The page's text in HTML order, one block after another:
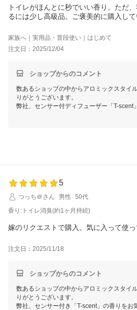
弊社はどなたでも簡単に使える"日常使い
トで様々な商品を開発しており、人体や地
香料は一切使用せず、天然精油100％と天然
人工成分を入れることで、持続性を上げる
何卒、弊社のブランドコンセプトをご理解
トイレがほんとに秒でいい香り。ただ
るには少し高級品。ご褒美的に購入して
家族へ｜実用品・普段使い｜はじめて
注文日：2025/12/04
ショップからのコメント
数あるショップの中からアロミックスタイ
りがとうございます。
弊社、センサー付ディフューザー「T-scent
弊社はどなたでも簡単に使える"日常使い
い商品のみを製造しております。
弊社のブランドコンセプトをご理解頂けれ
またのご利用をお待ち致しております。
5
つっち＠さん
男性
50代
香り:トイレ消臭(約1ヶ月持続)
嫁のリクエストで購入。気に入って使っ
注文日：2025/11/18
ショップからのコメント
数あるショップの中からアロミックスタイ
りがとうございます。
弊社、センサー付き「T-scent」の香りをお